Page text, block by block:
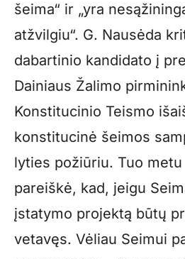
šeima“ ir „yra
atžvilgiu“. G. Nausėda
dabartinio kandidato į
Dainiaus Žalimo
Konstitucinio Teismo
konstitucinė šeimos
lyties požiūriu. Tuo
pareiškė, kad, jeigu
įstatymo projektą būtų
vetavęs. Vėliau Seimui